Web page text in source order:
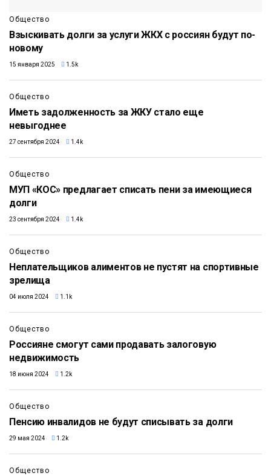
Общество
Взыскивать долги за услуги ЖКХ с россиян будут по-
новому
15 января 2025 1.5k
Общество
Иметь задолженность за ЖКУ стало еще
невыгоднее
27 сентября 2024 1.4k
Общество
МУП «КОС» предлагает списать пени за имеющиеся
долги
23 сентября 2024 1.4k
Общество
Неплательщиков алиментов не пустят на спортивные
зрелища
04 июля 2024 1.1k
Общество
Россияне смогут сами продавать залоговую
недвижимость
18 июня 2024 1.2k
Общество
Пенсию инвалидов не будут списывать за долги
29 мая 2024 1.2k
Общество